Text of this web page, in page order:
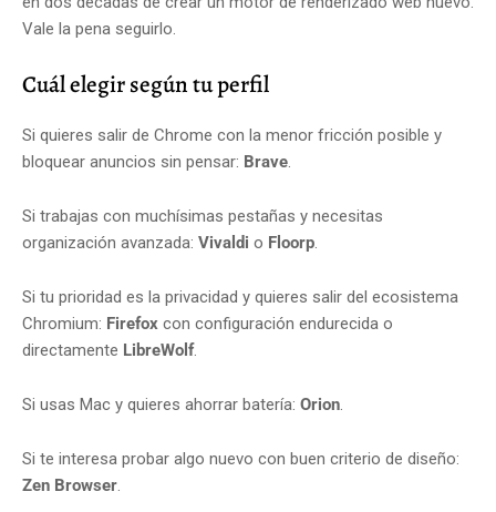
Vale la pena seguirlo.
Cuál elegir según tu perfil
Si quieres salir de Chrome con la menor fricción posible y
bloquear anuncios sin pensar: Brave.
Si trabajas con muchísimas pestañas y necesitas
organización avanzada: Vivaldi o Floorp.
Si tu prioridad es la privacidad y quieres salir del ecosistema
Chromium: Firefox con configuración endurecida o
directamente LibreWolf.
Si usas Mac y quieres ahorrar batería: Orion.
Si te interesa probar algo nuevo con buen criterio de diseño:
Zen Browser.